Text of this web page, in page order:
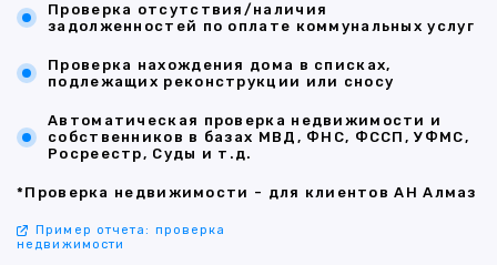
Проверка отсутствия/наличия
задолженностей по оплате коммунальных услуг
Проверка нахождения дома в списках,
подлежащих реконструкции или сносу
Автоматическая проверка недвижимости и
собственников в базах МВД, ФНС, ФССП, УФМС,
Росреестр, Суды и т.д.
*Проверка недвижимости - для клиентов АН Алмаз
Пример отчета: проверка
недвижимости